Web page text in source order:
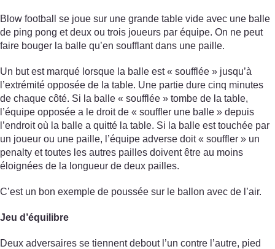
Blow football se joue sur une grande table vide avec une balle
de ping pong et deux ou trois joueurs par équipe. On ne peut
faire bouger la balle qu’en soufflant dans une paille.
Un but est marqué lorsque la balle est « soufflée » jusqu’à
l’extrémité opposée de la table. Une partie dure cinq minutes
de chaque côté. Si la balle « soufflée » tombe de la table,
l’équipe opposée a le droit de « souffler une balle » depuis
l’endroit où la balle a quitté la table. Si la balle est touchée par
un joueur ou une paille, l’équipe adverse doit « souffler » un
penalty et toutes les autres pailles doivent être au moins
éloignées de la longueur de deux pailles.
C’est un bon exemple de poussée sur le ballon avec de l’air.
Jeu d’équilibre
Deux adversaires se tiennent debout l’un contre l’autre, pied